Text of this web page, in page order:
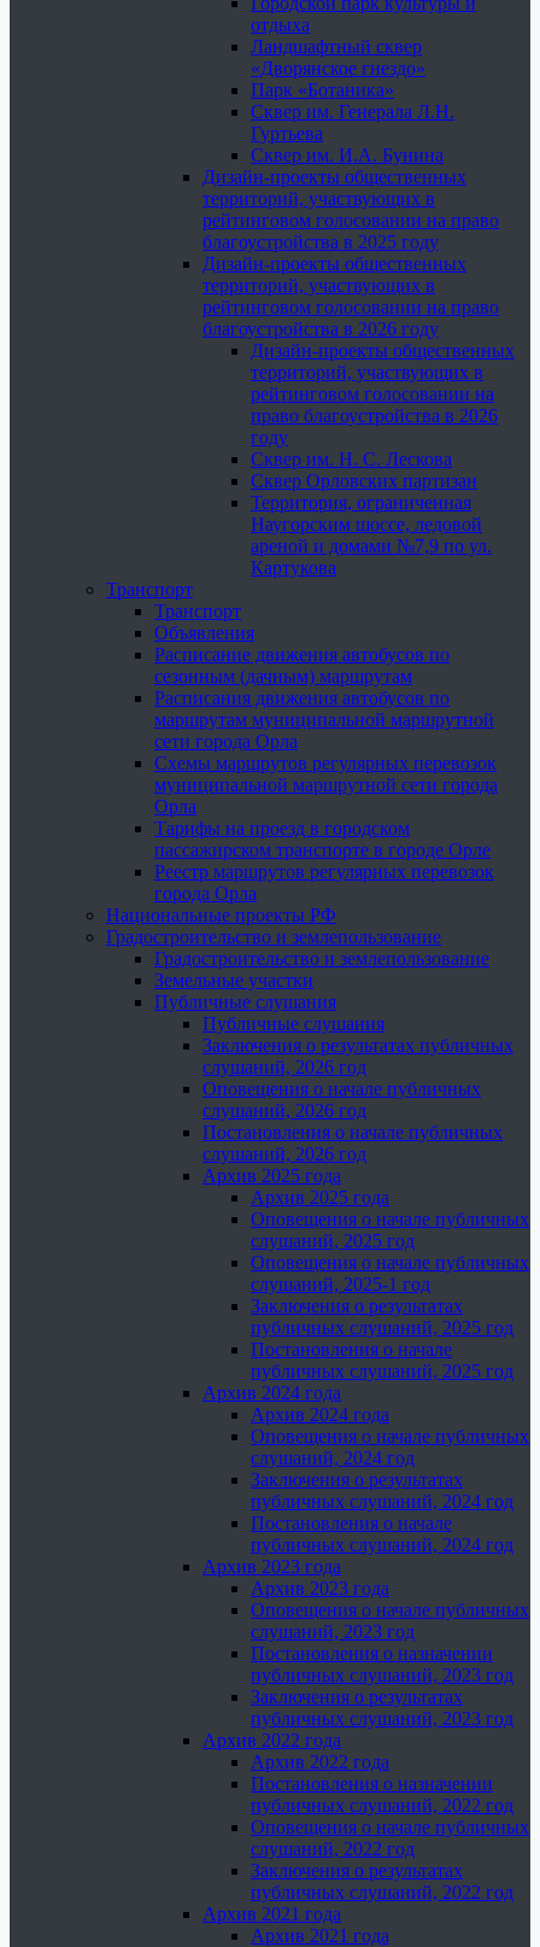
отдыха
Ландшафтный сквер
«Дворянское гнездо»
Парк «Ботаника»
Сквер им. Генерала Л.Н.
Гуртьева
Сквер им. И.А. Бунина
Дизайн-проекты общественных
территорий, участвующих в
рейтинговом голосовании на право
благоустройства в 2025 году
Дизайн-проекты общественных
территорий, участвующих в
рейтинговом голосовании на право
благоустройства в 2026 году
Дизайн-проекты общественных
территорий, участвующих в
рейтинговом голосовании на
право благоустройства в 2026
году
Сквер им. Н. С. Лескова
Сквер Орловских партизан
Территория, ограниченная
Наугорским шоссе, ледовой
ареной и домами №7,9 по ул.
Картукова
Транспорт
Транспорт
Объявления
Расписание движения автобусов по
сезонным (дачным) маршрутам
Расписания движения автобусов по
маршрутам муниципальной маршрутной
сети города Орла
Схемы маршрутов регулярных перевозок
муниципальной маршрутной сети города
Орла
Тарифы на проезд в городском
пассажирском транспорте в городе Орле
Реестр маршрутов регулярных перевозок
города Орла
Национальные проекты РФ
Градостроительство и землепользование
Градостроительство и землепользование
Земельные участки
Публичные слушания
Публичные слушания
Заключения о результатах публичных
слушаний, 2026 год
Оповещения о начале публичных
слушаний, 2026 год
Постановления о начале публичных
слушаний, 2026 год
Архив 2025 года
Архив 2025 года
Оповещения о начале публичных
слушаний, 2025 год
Оповещения о начале публичных
слушаний, 2025-1 год
Заключения о результатах
публичных слушаний, 2025 год
Постановления о начале
публичных слушаний, 2025 год
Архив 2024 года
Архив 2024 года
Оповещения о начале публичных
слушаний, 2024 год
Заключения о результатах
публичных слушаний, 2024 год
Постановления о начале
публичных слушаний, 2024 год
Архив 2023 года
Архив 2023 года
Оповещения о начале публичных
слушаний, 2023 год
Постановления о назначении
публичных слушаний, 2023 год
Заключения о результатах
публичных слушаний, 2023 год
Архив 2022 года
Архив 2022 года
Постановления о назначении
публичных слушаний, 2022 год
Оповещения о начале публичных
слушаний, 2022 год
Заключения о результатах
публичных слушаний, 2022 год
Архив 2021 года
Архив 2021 года